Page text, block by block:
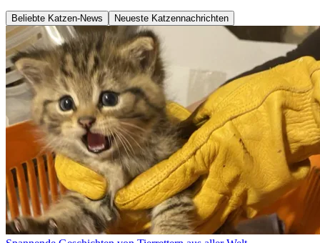
Beliebte Katzen-News Neueste Katzennachrichten